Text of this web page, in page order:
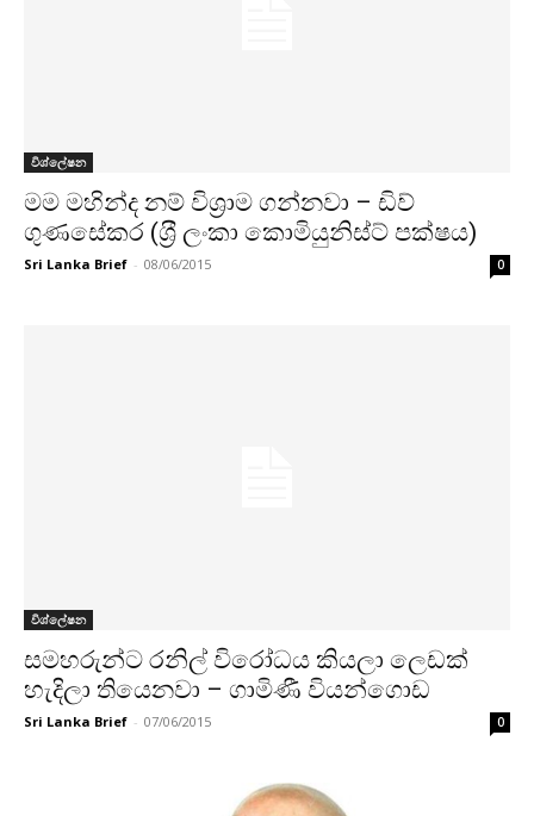
විශ්ලේෂන
මම මහින්ද නම් විශ‍්‍රාම ගන්නවා – ඩිව්
ගුණසේකර (ශ‍්‍රී ලංකා කොමියුනිස්ට් පක්ෂය)
Sri Lanka Brief - 08/06/2015 0
විශ්ලේෂන
සමහරුන්ට රනිල් විරෝධය කියලා ලෙඩක්
හැදිලා තියෙනවා – ගාමිණී වියන්ගොඩ
Sri Lanka Brief - 07/06/2015 0